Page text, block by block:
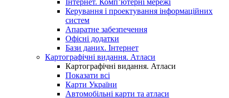
Інтернет. Комп’ютерні мережі
Керування і проектування інформаційних
систем
Апаратне забезпечення
Офісні додатки
Бази даних. Інтернет
Картографічні видання. Атласи
Картографічні видання. Атласи
Показати всі
Карти України
Автомобільні карти та атласи